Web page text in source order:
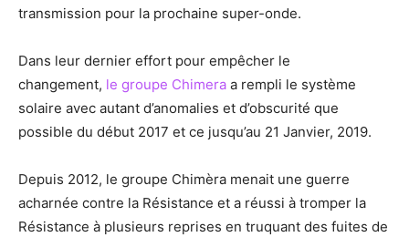
transmission pour la prochaine super-onde.
Dans leur dernier effort pour empêcher le
changement, le groupe Chimera a rempli le système
solaire avec autant d’anomalies et d’obscurité que
possible du début 2017 et ce jusqu’au 21 Janvier, 2019.
Depuis 2012, le groupe Chimèra menait une guerre
acharnée contre la Résistance et a réussi à tromper la
Résistance à plusieurs reprises en truquant des fuites de